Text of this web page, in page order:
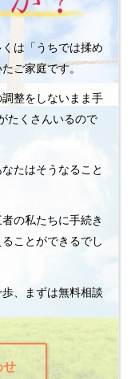
は「うちでは揉め
ご家庭です。
整をしないまま手
たくさんいるので
たはそうなること
の私たちに手続き
ことができるでし
、まずは無料相談
せ